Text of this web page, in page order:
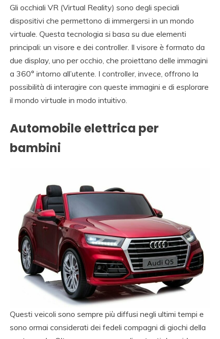
Gli occhiali VR (Virtual Reality) sono degli speciali
dispositivi che permettono di immergersi in un mondo
virtuale. Questa tecnologia si basa su due elementi
principali: un visore e dei controller. Il visore è formato da
due display, uno per occhio, che proiettano delle immagini
a 360° intorno all’utente. I controller, invece, offrono la
possibilità di interagire con queste immagini e di esplorare
il mondo virtuale in modo intuitivo.
Automobile elettrica per
bambini
Questi veicoli sono sempre più diffusi negli ultimi tempi e
sono ormai considerati dei fedeli compagni di giochi della